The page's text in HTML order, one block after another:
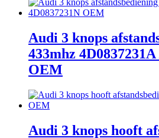
Audi 3 knops
433mhz
OEM
Audi 3 knops hooft